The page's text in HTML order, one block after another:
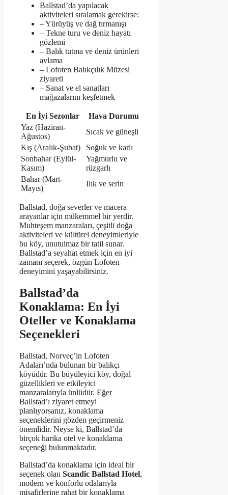
Ballstad’da yapılacak
aktiviteleri sıralamak gerekirse:
– Yürüyüş ve dağ tırmanışı
– Tekne turu ve deniz hayatı
gözlemi
– Balık tutma ve deniz ürünleri
avlama
– Lofoten Balıkçılık Müzesi
ziyareti
– Sanat ve el sanatları
mağazalarını keşfetmek
En İyi Sezonlar
Hava Durumu
Yaz (Haziran-
Ağustos)
Sıcak ve güneşli
Kış (Aralık-Şubat)
Soğuk ve karlı
Sonbahar (Eylül-
Kasım)
Yağmurlu ve
rüzgarlı
Bahar (Mart-
Mayıs)
Ilık ve serin
Ballstad, doğa severler ve macera
arayanlar için mükemmel bir yerdir.
Muhteşem manzaraları, çeşitli doğa
aktiviteleri ve kültürel deneyimleriyle
bu köy, unutulmaz bir tatil sunar.
Ballstad’a seyahat etmek için en iyi
zamanı seçerek, özgün Lofoten
deneyimini yaşayabilirsiniz.
Ballstad’da
Konaklama: En İyi
Oteller ve Konaklama
Seçenekleri
Ballstad, Norveç’in Lofoten
Adaları’nda bulunan bir balıkçı
köyüdür. Bu büyüleyici köy, doğal
güzellikleri ve etkileyici
manzaralarıyla ünlüdür. Eğer
Ballstad’ı ziyaret etmeyi
planlıyorsanız, konaklama
seçeneklerini gözden geçirmeniz
önemlidir. Neyse ki, Ballstad’da
birçok harika otel ve konaklama
seçeneği bulunmaktadır.
Ballstad’da konaklama için ideal bir
seçenek olan Scandic Ballstad Hotel,
modern ve konforlu odalarıyla
misafirlerine rahat bir konaklama